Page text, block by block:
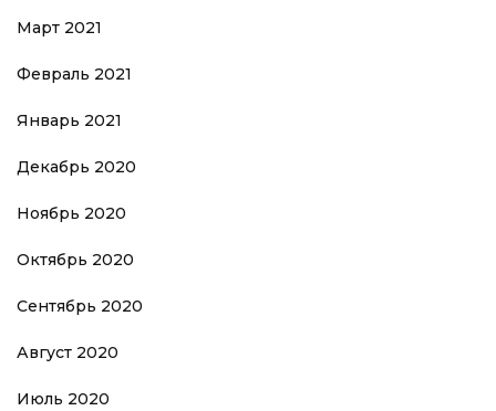
Март 2021
Февраль 2021
Январь 2021
Декабрь 2020
Ноябрь 2020
Октябрь 2020
Сентябрь 2020
Август 2020
Июль 2020